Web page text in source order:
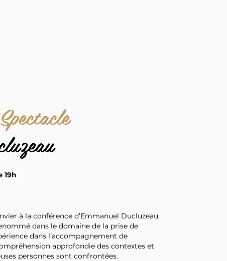
19h
à la conférence d’Emmanuel Ducluzeau,
dans le domaine de la prise de
dans l’accompagnement de
approfondie des contextes et
personnes sont confrontées.